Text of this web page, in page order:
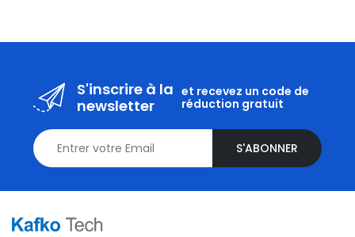
S'inscrire à la
newsletter
et recevez un code de
réduction gratuit
S'ABONNER